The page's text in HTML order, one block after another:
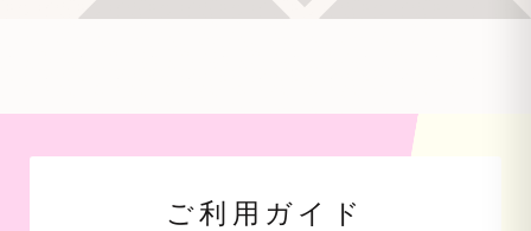
ご利用ガイド